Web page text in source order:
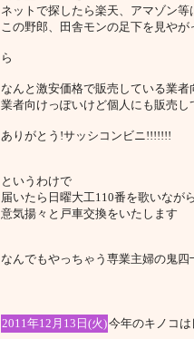
ネットで探したら楽天、アマゾン等
この野郎、田舎モンの足下を見や
ら
なんと激安価格で販売している業
業者向けっぽいけど個人にも販売
ありがとう!サッシコンビニ!!!!!!!
というわけで
届いたら日曜大工110番を歌いなが
意気揚々と戸車交換をいたします
なんでもやっちゃう専業主婦の鬼
2011年12月13日(火)今年のキノコ